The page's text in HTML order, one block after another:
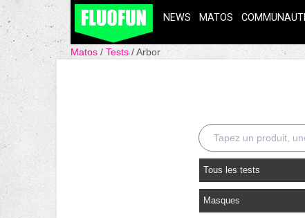
NEWS MATOS
Matos Tests Arbor
Tous les tests
Masques